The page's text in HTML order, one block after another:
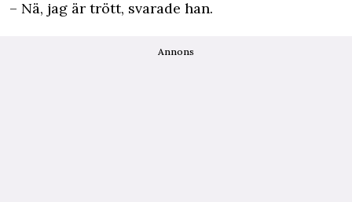
– Nä, jag är trött, svarade han.
Annons